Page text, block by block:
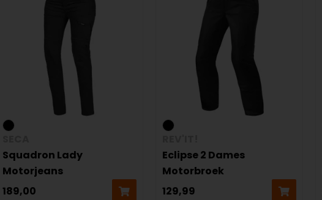
Squadron Lady
Motorjeans
189,00
Eclipse 2 Dames
Motorbroek
129,99